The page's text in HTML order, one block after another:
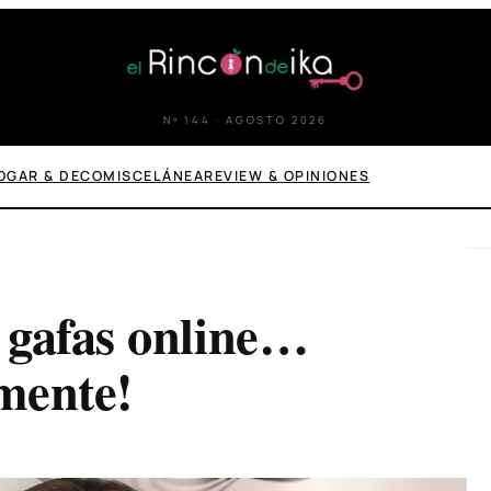
Nº 144 · AGOSTO 2026
& DECOMISCELÁNEAREVIEW & OPINIONES
online…